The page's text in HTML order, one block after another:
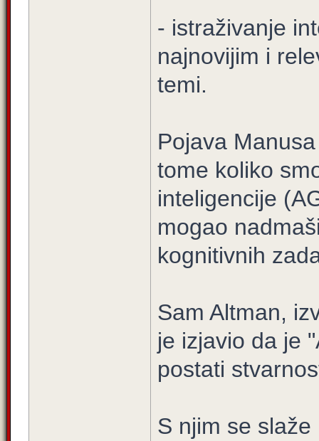
- istraživanje
najnovijim i
temi.
Pojava
tome koliko
inteligencije
mogao
kognitivnih
Sam Altman,
je izjavio da je
postati
S njim se